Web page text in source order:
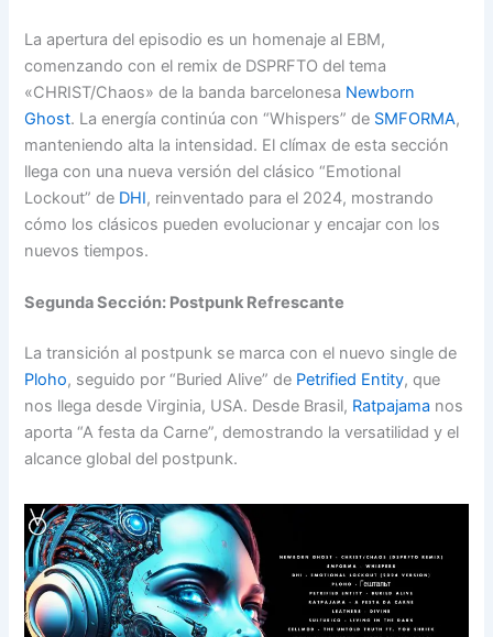
La apertura del episodio es un homenaje al EBM,
comenzando con el remix de DSPRFTO del tema
«CHRIST/Chaos» de la banda barcelonesa Newborn
Ghost. La energía continúa con “Whispers” de SMFORMA,
manteniendo alta la intensidad. El clímax de esta sección
llega con una nueva versión del clásico “Emotional
Lockout” de DHI, reinventado para el 2024, mostrando
cómo los clásicos pueden evolucionar y encajar con los
nuevos tiempos.
Segunda Sección: Postpunk Refrescante
La transición al postpunk se marca con el nuevo single de
Ploho, seguido por “Buried Alive” de Petrified Entity, que
nos llega desde Virginia, USA. Desde Brasil, Ratpajama nos
aporta “A festa da Carne”, demostrando la versatilidad y el
alcance global del postpunk.